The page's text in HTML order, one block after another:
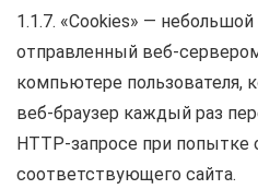
1.1.7. «Cookies» —
отправленный веб-
компьютере пользователя,
веб-браузер каждый раз
HTTP-запросе при попытке
соответствующего сайта.